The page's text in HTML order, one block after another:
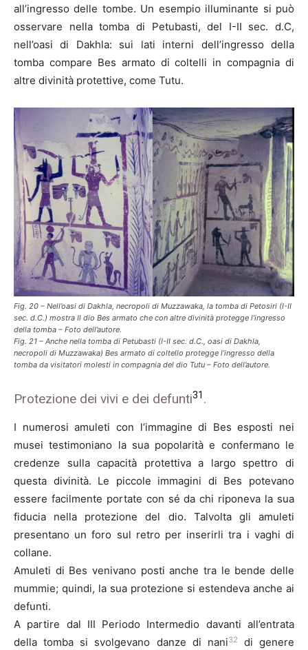
all’ingresso delle tombe. Un esempio illuminante si può
osservare nella tomba di Petubasti, del I-II sec. d.C,
nell’oasi di Dakhla: sui lati interni dell’ingresso della
tomba compare Bes armato di coltelli in compagnia di
altre divinità protettive, come Tutu.
Fig. 20 – Nell’oasi di Dakhla, necropoli di Muzzawaka, la tomba di Petosiri (I-II
sec. d.C.) mostra Il dio Bes armato che con altre divinità protegge l’ingresso
della tomba – Foto dell’autore.
Fig. 21 – Anche nella tomba di Petubasti (I-II sec. d.C., oasi di Dakhla,
necropoli di Muzzawaka) Bes armato di coltello protegge l’ingresso della
tomba da visitatori molesti in compagnia del dio Tutu – Foto dell’autore.
Protezione dei vivi e dei defunti31 .
I numerosi amuleti con l’immagine di Bes esposti nei
musei testimoniano la sua popolarità e confermano le
credenze sulla capacità protettiva a largo spettro di
questa divinità. Le piccole immagini di Bes potevano
essere facilmente portate con sé da chi riponeva la sua
fiducia nella protezione del dio. Talvolta gli amuleti
presentano un foro sul retro per inserirli tra i vaghi di
collane.
Amuleti di Bes venivano posti anche tra le bende delle
mummie; quindi, la sua protezione si estendeva anche ai
defunti.
A partire dal III Periodo Intermedio davanti all’entrata
della tomba si svolgevano danze di nani32
di genere